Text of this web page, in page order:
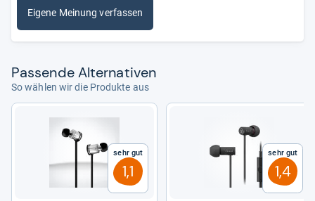
Eigene Meinung verfassen
Pas­sende Alter­na­ti­ven
So wählen wir die Produkte aus
Sehr gut
1,1
Sehr gut
1,4